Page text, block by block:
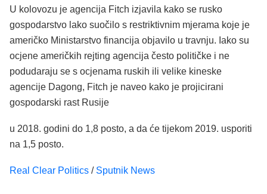
U kolovozu je agencija Fitch izjavila kako se rusko
gospodarstvo lako suočilo s restriktivnim mjerama koje je
američko Ministarstvo financija objavilo u travnju. Iako su
ocjene američkih rejting agencija često političke i ne
podudaraju se s ocjenama ruskih ili velike kineske
agencije Dagong, Fitch je naveo kako je projicirani
gospodarski rast Rusije
u 2018. godini do 1,8 posto, a da će tijekom 2019. usporiti
na 1,5 posto.
Real Clear Politics / Sputnik News